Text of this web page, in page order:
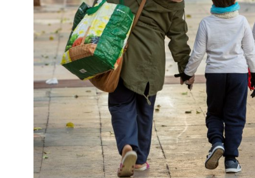
Cartelera
Familia
Clasificados
Fúnebres